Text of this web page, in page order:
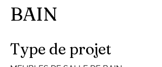
BAIN
Type de projet